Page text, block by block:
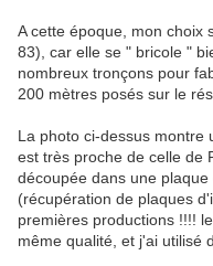
A cette époque, mon choix
83), car elle se " bricole "
nombreux tronçons pour
200 mètres posés sur le
La photo ci-dessus montre
est très proche de celle de
découpée dans une
(récupération de plaques
premières productions !!!!
même qualité, et j'ai utilisé